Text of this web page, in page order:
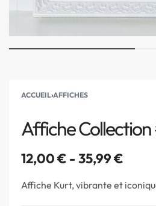
ACCUEIL›AFFICHES
Affiche Collection
12,00€ 35,99€
Affiche Kurt, vibrante et